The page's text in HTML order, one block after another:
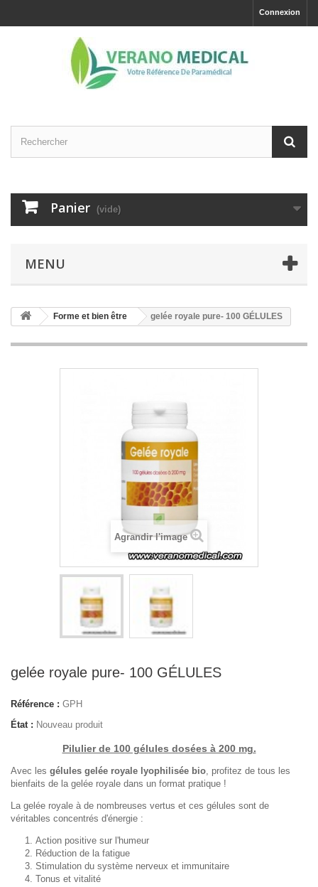
Connexion
Panier (vide)
MENU
Forme et bien être gelée royale pure- 100 GÉLULES
Agrandir l'image
gelée royale pure- 100 GÉLULES
Référence : GPH
État : Nouveau produit
Pilulier de 100 gélules dosées à 200 mg.
Avec les gélules gelée royale lyophilisée bio, profitez de tous les
bienfaits de la gelée royale dans un format pratique !
La gelée royale à de nombreuses vertus et ces gélules sont de
véritables concentrés d'énergie :
Action positive sur l'humeur
Réduction de la fatigue
Stimulation du système nerveux et immunitaire
Tonus et vitalité